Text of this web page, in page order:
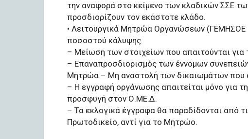
την αναφορά στο κείμενο των κλαδικών ΣΣΕ
προσδιορίζουν τον εκάστοτε κλάδο.
• Λειτουργικά Μητρώα Οργανώσεων (ΓΕΜΗΣΟΕ
ποσοστού κάλυψης.
– Μείωση των στοιχείων που απαιτούνται
– Επαναπροσδιορισμός των έννομων
Μητρώα – Μη αναστολή των δικαιωμάτων που
– Η εγγραφή οργάνωσης απαιτείται μόνο για
προσφυγή στον Ο.ΜΕ.Δ.
– Τα εκλογικά έγγραφα θα παραδίδονται από
Πρωτοδικείο, αντί για το Μητρώο.